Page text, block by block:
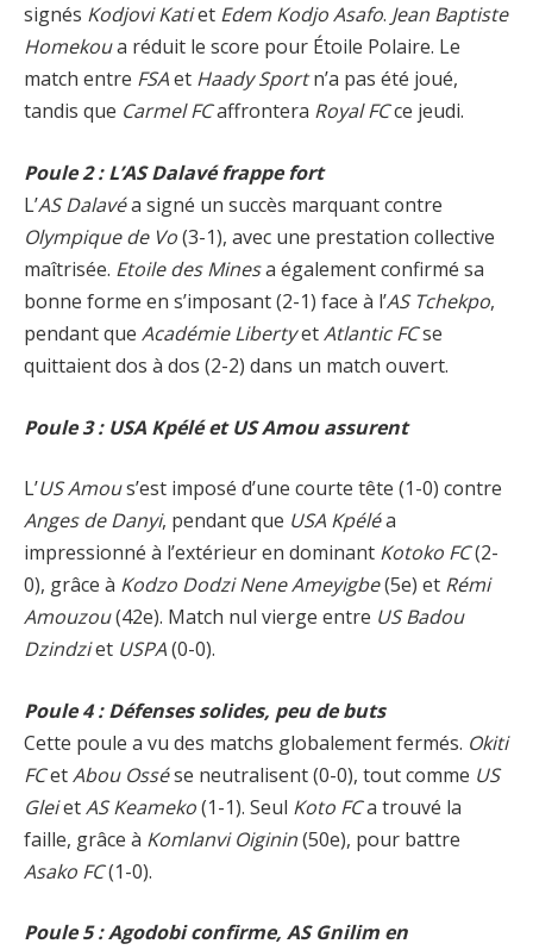
signés Kodjovi Katiet Edem Kodjo Asafo. Jean Baptiste
Homekoua réduit le score pour Étoile Polaire. Le
match entre FSAet Haady Sportn’a pas été joué,
tandis que Carmel FCaffrontera Royal FCce jeudi.
Poule 2 : L’AS Dalavé frappe fort
L’AS Dalavéa signé un succès marquant contre
Olympique de Vo(3-1), avec une prestation collective
maîtrisée. Etoile des Minesa également confirmé sa
bonne forme en s’imposant (2-1) face à l’AS Tchekpo,
pendant que Académie LibertyetAtlantic FCse
quittaient dos à dos (2-2) dans un match ouvert.
Poule 3 : USA Kpélé et US Amou assurent
L’US Amous’est imposé d’une courte tête (1-0) contre
Anges de Danyi, pendant que USA Kpéléa
impressionné à l’extérieur en dominant Kotoko FC(2-
0), grâce à Kodzo Dodzi Nene Ameyigbe(5e) et Rémi
Amouzou(42e). Match nul vierge entre US Badou
Dzindziet USPA(0-0).
Poule 4 : Défenses solides, peu de buts
Cette poule a vu des matchs globalement fermés. Okiti
FCetAbou Ossése neutralisent (0-0), tout comme US
GleietAS Keameko(1-1). Seul Koto FCa trouvé la
faille, grâce à Komlanvi Oiginin(50e), pour battre
Asako FC(1-0).
Poule 5 : Agodobi confirme, AS Gnilim en